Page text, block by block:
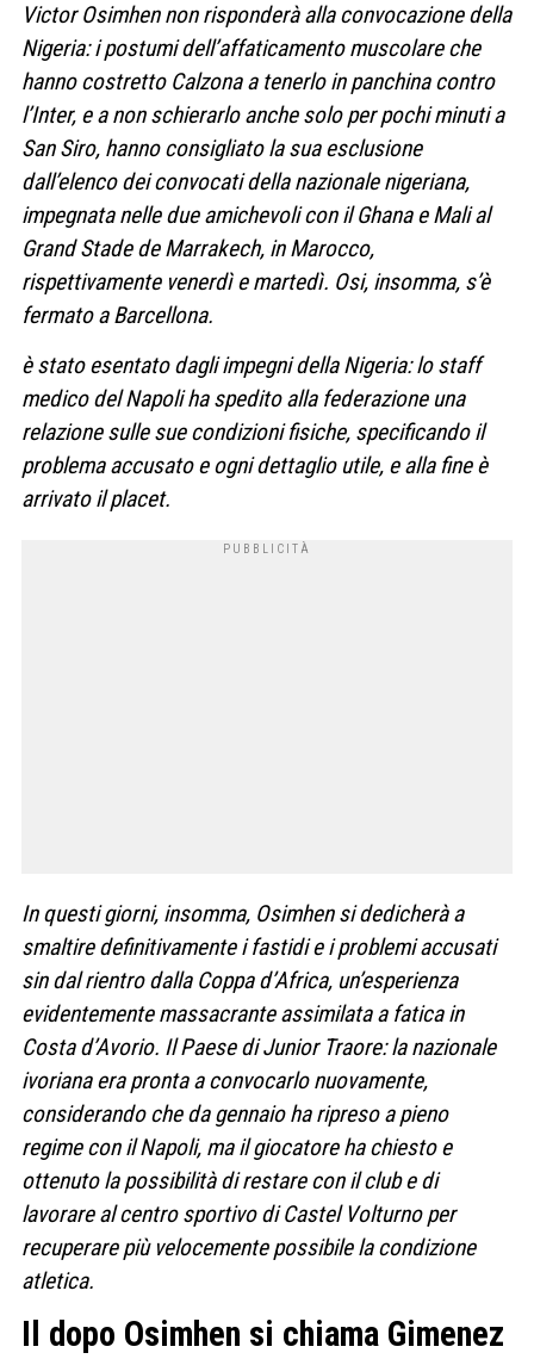
Victor Osimhen non risponderà alla convocazione della
Nigeria: i postumi dell’affaticamento muscolare che
hanno costretto Calzona a tenerlo in panchina contro
l’Inter, e a non schierarlo anche solo per pochi minuti a
San Siro, hanno consigliato la sua esclusione
dall’elenco dei convocati della nazionale nigeriana,
impegnata nelle due amichevoli con il Ghana e Mali al
Grand Stade de Marrakech, in Marocco,
rispettivamente venerdì e martedì. Osi, insomma, s’è
fermato a Barcellona.
è stato esentato dagli impegni della Nigeria: lo staff
medico del Napoli ha spedito alla federazione una
relazione sulle sue condizioni fisiche, specificando il
problema accusato e ogni dettaglio utile, e alla fine è
arrivato il placet.
In questi giorni, insomma, Osimhen si dedicherà a
smaltire definitivamente i fastidi e i problemi accusati
sin dal rientro dalla Coppa d’Africa, un’esperienza
evidentemente massacrante assimilata a fatica in
Costa d’Avorio. Il Paese di Junior Traore: la nazionale
ivoriana era pronta a convocarlo nuovamente,
considerando che da gennaio ha ripreso a pieno
regime con il Napoli, ma il giocatore ha chiesto e
ottenuto la possibilità di restare con il club e di
lavorare al centro sportivo di Castel Volturno per
recuperare più velocemente possibile la condizione
atletica.
Il dopo Osimhen si chiama Gimenez